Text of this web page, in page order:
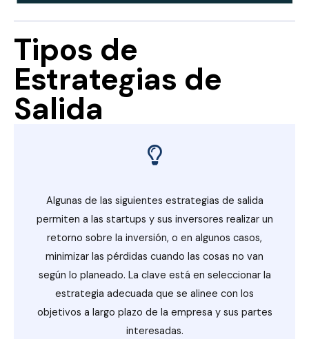
Tipos de
Estrategias de
Salida
Algunas de las siguientes estrategias de salida
permiten a las startups y sus inversores realizar un
retorno sobre la inversión, o en algunos casos,
minimizar las pérdidas cuando las cosas no van
según lo planeado. La clave está en seleccionar la
estrategia adecuada que se alinee con los
objetivos a largo plazo de la empresa y sus partes
interesadas.